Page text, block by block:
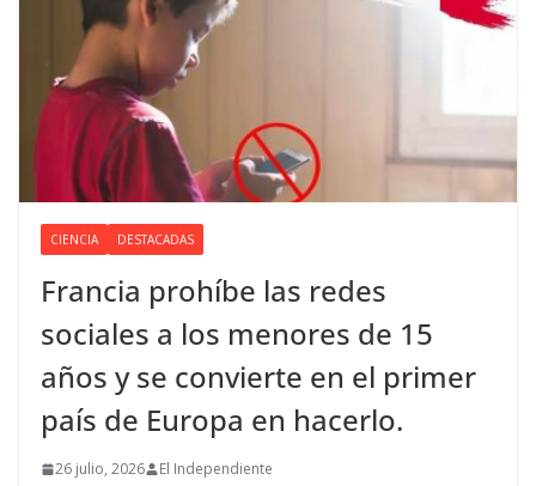
CIENCIA DESTACADAS
Francia prohíbe las redes
sociales a los menores de 15
años y se convierte en el primer
país de Europa en hacerlo.
26 julio, 2026 El Independiente